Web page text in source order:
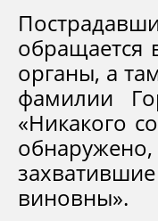
обращается
органы, а
фамилии
«Никакого
виновны».